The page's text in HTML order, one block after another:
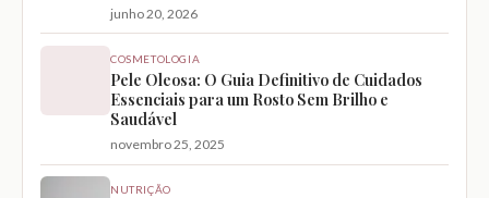
junho 20, 2026
COSMETOLOGIA
Pele Oleosa: O Guia Definitivo de Cuidados
Essenciais para um Rosto Sem Brilho e
Saudável
novembro 25, 2025
NUTRIÇÃO